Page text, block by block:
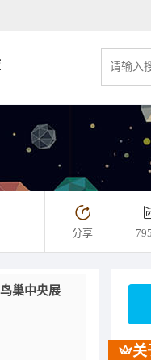
分享
巢中央展
关